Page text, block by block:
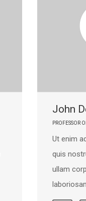
John
PROFESSOR
Ut enim
quis
ullam